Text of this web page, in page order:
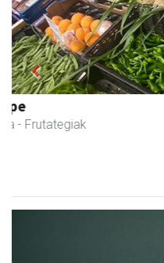
Magale Ikastetxea
Urnieta - Hezkuntza
Previous